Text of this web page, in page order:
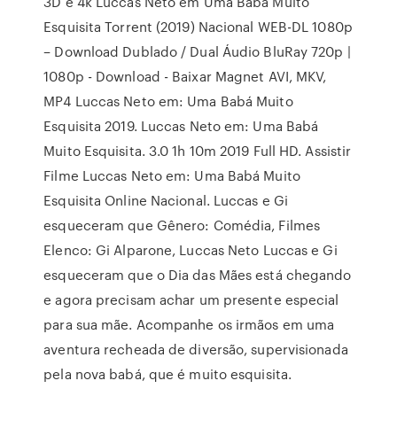
Esquisita Torrent (2019) Nacional WEB-DL 1080p
– Download Dublado / Dual Áudio BluRay 720p |
1080p - Download - Baixar Magnet AVI, MKV,
MP4 Luccas Neto em: Uma Babá Muito
Esquisita 2019. Luccas Neto em: Uma Babá
Muito Esquisita. 3.0 1h 10m 2019 Full HD. Assistir
Filme Luccas Neto em: Uma Babá Muito
Esquisita Online Nacional. Luccas e Gi
esqueceram que Gênero: Comédia, Filmes
Elenco: Gi Alparone, Luccas Neto Luccas e Gi
esqueceram que o Dia das Mães está chegando
e agora precisam achar um presente especial
para sua mãe. Acompanhe os irmãos em uma
aventura recheada de diversão, supervisionada
pela nova babá, que é muito esquisita.